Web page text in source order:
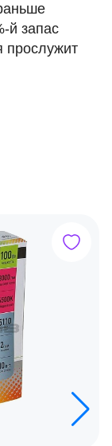
й запас
прослужит